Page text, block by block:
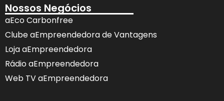
Nossos Negócios
aEco Carbonfree
Clube aEmpreendedora de Vantagens
Loja aEmpreendedora
Rádio aEmpreendedora
Web TV aEmpreendedora